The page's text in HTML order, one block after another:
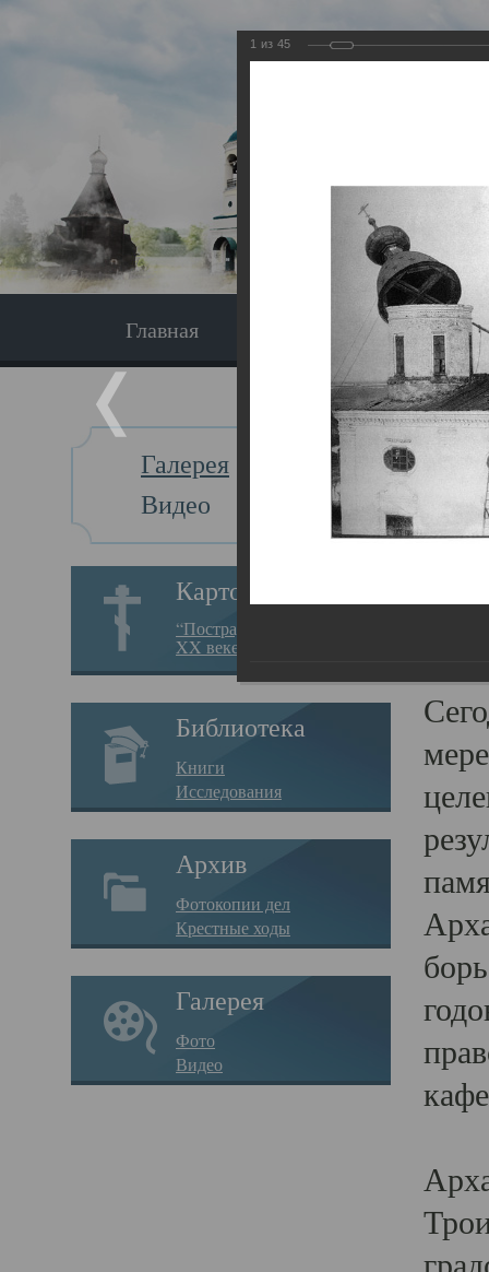
Главная Экскурсия
Галерея
Видео
Картотека
“Пострадавшие за веру в
XX веке на Севере”
Библиотека
Книги
Исследования
Архив
Фотокопии дел
Крестные ходы
Галерея
Фото
Видео
Главная
1 из 45